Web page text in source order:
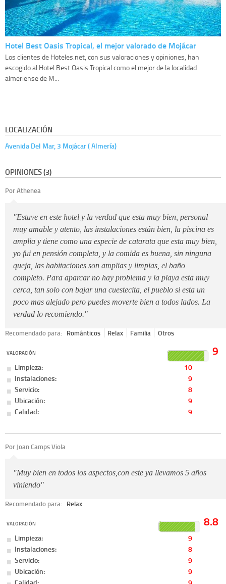
Hotel Best Oasis Tropical, el mejor valorado de Mojácar
Los clientes de Hoteles.net, con sus valoraciones y opiniones, han
escogido al Hotel Best Oasis Tropical como el mejor de la localidad
almeriense de M...
LOCALIZACIÓN
Avenida Del Mar, 3 Mojácar ( Almería)
OPINIONES (3)
Por Athenea
"Estuve en este hotel y la verdad que esta muy bien, personal
muy amable y atento, las instalaciones están bien, la piscina es
amplia y tiene como una especie de catarata que esta muy bien,
yo fui en pensión completa, y la comida es buena, sin ninguna
queja, las habitaciones son amplias y limpias, el baño
completo. Para aparcar no hay problema y la playa esta muy
cerca, tan solo con bajar una cuestecita, el pueblo si esta un
poco mas alejado pero puedes moverte bien a todos lados. La
verdad lo recomiendo."
Recomendado para: Románticos Relax Familia Otros
VALORACIÓN 9
Limpieza:
10
Instalaciones:
9
Servicio:
8
Ubicación:
9
Calidad:
9
Por Joan Camps Viola
"Muy bien en todos los aspectos,con este ya llevamos 5 años
viniendo"
Recomendado para: Relax
VALORACIÓN 8.8
Limpieza:
9
Instalaciones:
8
Servicio:
9
Ubicación:
9